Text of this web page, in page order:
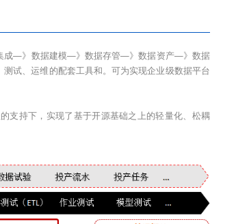
成—》数据建模—》数据存管—》数据资产—》数据
试、运维的配套工具和。可为实现企业级数据平台
支持下，实现了基于开源基础之上的轻量化、松耦